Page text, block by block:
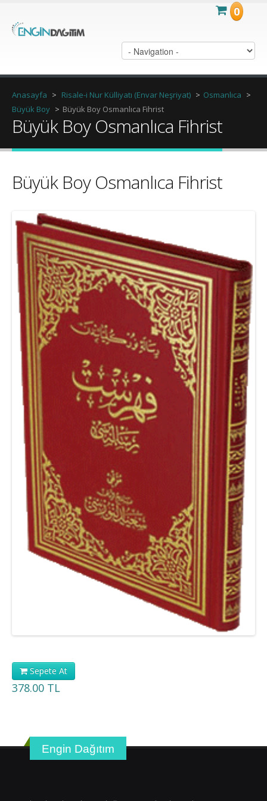
0
Anasayfa > Risale-i Nur Külliyatı (Envar Neşriyat) > Osmanlıca >
Büyük Boy > Büyük Boy Osmanlıca Fihrist
Büyük Boy Osmanlıca Fihrist
Büyük Boy Osmanlıca Fihrist
Sepete At
378.00 TL
Engin Dağıtım